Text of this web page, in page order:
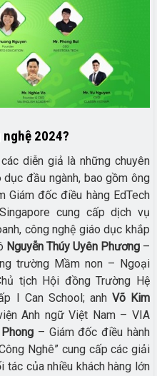
2024?
diễn giả là những chuyên
đầu ngành, bao gồm ông
đốc điều hàng EdTech
cung cấp dịch vụ
công nghệ giáo dục khắp
Nguyễn Thúy Uyên Phương–
trường Mầm non – Ngoại
tịch Hội đồng Trường Hệ
I Can School; anh Võ Kim
Anh ngữ Việt Nam – VIA
– Giám đốc điều hành
Nghê” cung cấp các giải
tác của nhiều khách hàng lớn